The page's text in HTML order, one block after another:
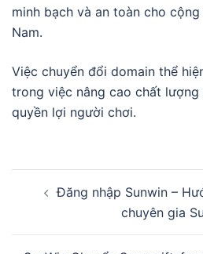
minh bạch và an toàn cho
Nam.
Việc chuyển đổi domain thể
trong việc nâng cao chất
quyền lợi người chơi.
navigation
Đăng nhập Sunwin –
chuyên gia